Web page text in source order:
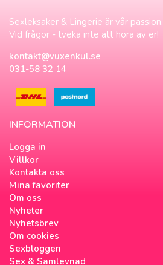
Sexleksaker & Lingerie är vår passion.
Vid frågor - tveka inte att höra av er!
kontakt@vuxenkul.se
031-58 32 14
INFORMATION
Logga in
Villkor
Kontakta oss
Mina favoriter
Om oss
Nyheter
Nyhetsbrev
Om cookies
Sexbloggen
Sex & Samlevnad